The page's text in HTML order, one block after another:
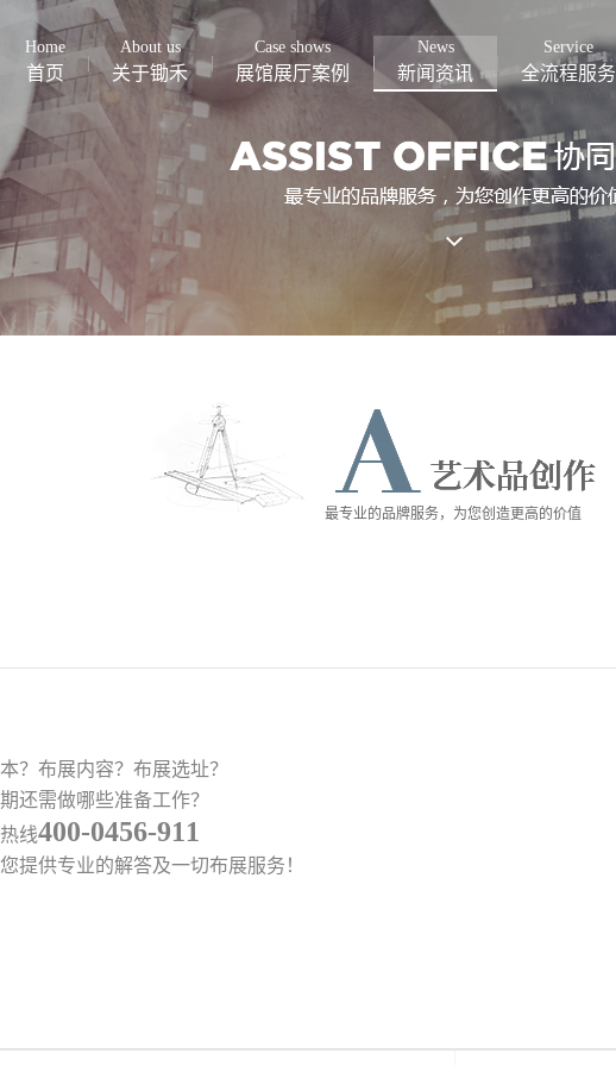
首页
Home
关于锄禾
About us
展馆展厅案例
Case shows
新闻资讯
News
全流程服务
Service
最专业的品牌服务，为您创造更高的价值
？布展内容？布展选址？
还需做哪些准备工作？
线400-0456-911
提供专业的解答及一切布展服务！